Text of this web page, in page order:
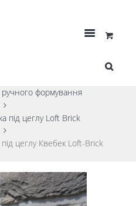
ручного формування
під цеглу Loft Brick
цеглу Квебек Loft-Brick